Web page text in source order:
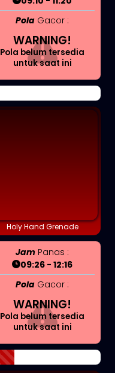
Pola Gacor :
WARNING!
Pola belum tersedia
untuk saat ini
Holy Hand Grenade
Jam Panas :
09:26 - 12:16
Pola Gacor :
WARNING!
Pola belum tersedia
untuk saat ini